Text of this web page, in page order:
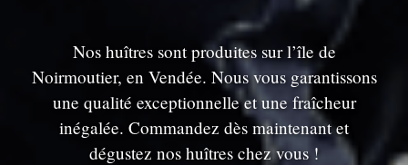
Nos huîtres sont produites sur l’île de
Noirmoutier, en Vendée. Nous vous garantissons
une qualité exceptionnelle et une fraîcheur
inégalée. Commandez dès maintenant et
dégustez nos huîtres chez vous !